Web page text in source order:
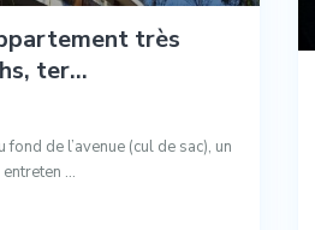
très
ter...
fond de l’avenue (cul de sac), un
...